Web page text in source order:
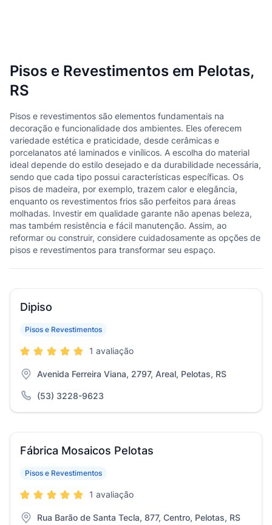
Pisos e Revestimentos em Pelotas,
RS
Pisos e revestimentos são elementos fundamentais na
decoração e funcionalidade dos ambientes. Eles oferecem
variedade estética e praticidade, desde cerâmicas e
porcelanatos até laminados e vinílicos. A escolha do material
ideal depende do estilo desejado e da durabilidade necessária,
sendo que cada tipo possui características específicas. Os
pisos de madeira, por exemplo, trazem calor e elegância,
enquanto os revestimentos frios são perfeitos para áreas
molhadas. Investir em qualidade garante não apenas beleza,
mas também resistência e fácil manutenção. Assim, ao
reformar ou construir, considere cuidadosamente as opções de
pisos e revestimentos para transformar seu espaço.
Dipiso
Pisos e Revestimentos
1 avaliação
Avenida Ferreira Viana, 2797, Areal, Pelotas, RS
(53) 3228-9623
Fábrica Mosaicos Pelotas
Pisos e Revestimentos
1 avaliação
Rua Barão de Santa Tecla, 877, Centro, Pelotas, RS